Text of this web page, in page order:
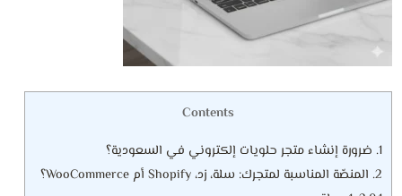
Contents
1. ضرورة إنشاء متجر حلويات إلكتروني في السعودية؟
2. المنصّة المناسبة لمتجرك: سلة، زد، Shopify أم WooCommerce؟